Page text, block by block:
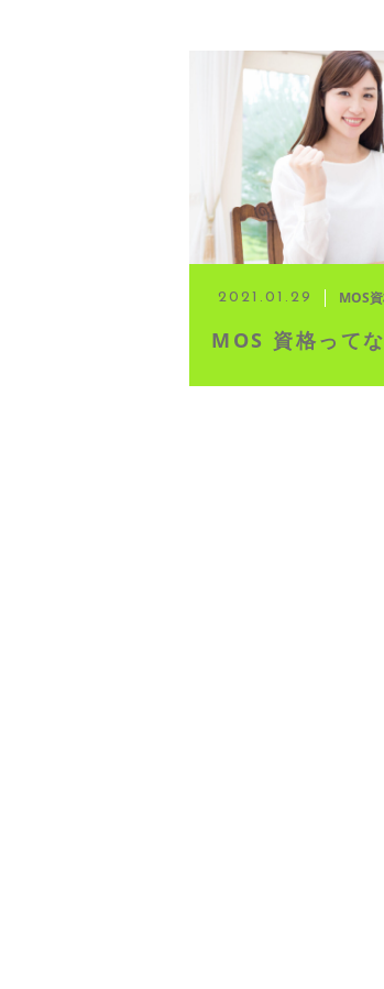
2021.01.29 MOS
MOS 資格って